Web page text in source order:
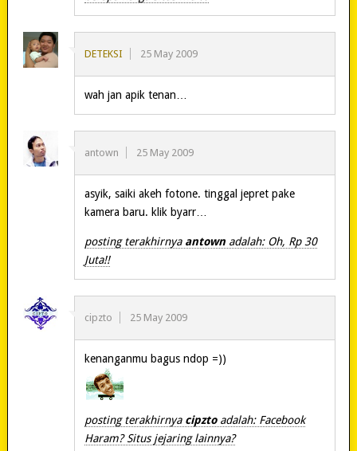
DETEKSI 25 May 2009
wah jan apik tenan…
antown 25 May 2009
asyik, saiki akeh fotone. tinggal jepret pake
kamera baru. klik byarr…
posting terakhirnya antown adalah: Oh, Rp 30
Juta!!
cipzto 25 May 2009
kenanganmu bagus ndop =))
posting terakhirnya cipzto adalah: Facebook
Haram? Situs jejaring lainnya?